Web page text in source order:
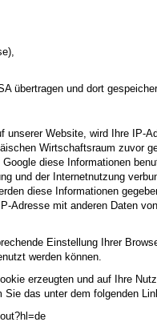
übertragen und dort
unserer Website, wird Ihre
Wirtschaftsraum zuvor
diese Informationen
und der Internetnutzung
diese Informationen
Adresse mit anderen Daten
Einstellung Ihrer
werden können.
erzeugten und auf Ihre
das unter dem folgenden